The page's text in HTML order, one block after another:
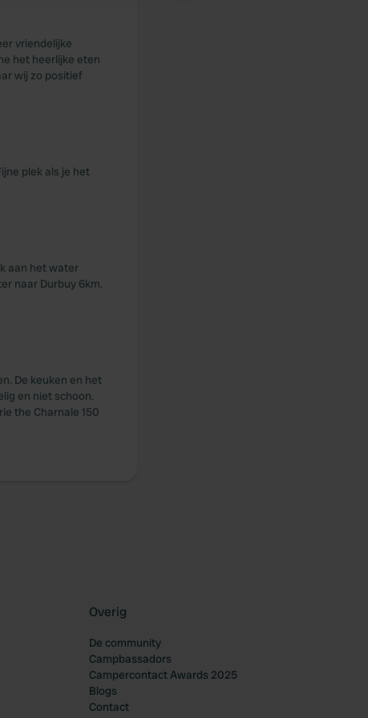
vriendelijke
het heerlijke eten
wij zo positief
plek als je het
aan het water
naar Durbuy 6km.
De keuken en het
en niet schoon.
the Charnale 150
Overig
De community
Campbassadors
Campercontact Awards 2025
Blogs
Contact